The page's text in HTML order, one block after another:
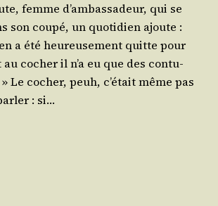
femme d’ambassadeur, qui se
son cou­pé, un quo­ti­dien ajoute :
a été heu­reu­se­ment quitte pour
cocher il n’a eu que des contu­
Le cocher, peuh, c’était même pas
: si…